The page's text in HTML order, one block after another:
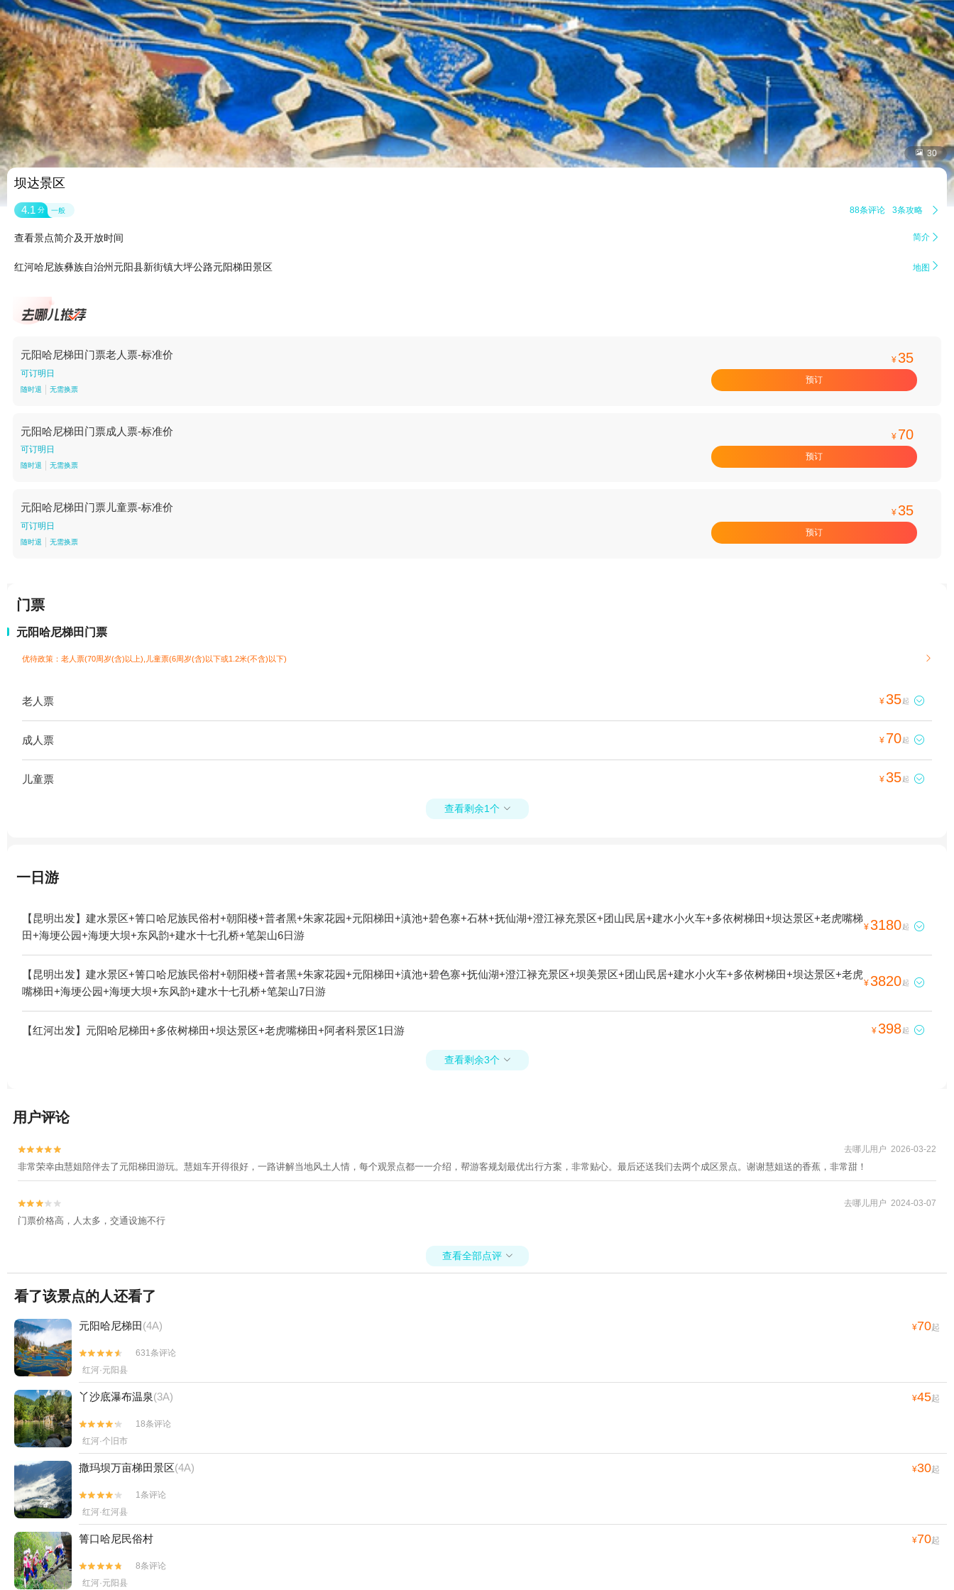
 30
坝达景区
4.1 分 一般 88条评论 3条攻略 
查看景点简介及开放时间 简介 
红河哈尼族彝族自治州元阳县新街镇大坪公路元阳梯田景区 地图 
元阳哈尼梯田门票老人票-标准价
可订明日
随时退 无需换票
¥35
预订
元阳哈尼梯田门票成人票-标准价
可订明日
随时退 无需换票
¥ 70
预订
元阳哈尼梯田门票儿童票-标准价
可订明日
随时退 无需换票
¥35
预订
门票
元阳哈尼梯田门票
优待政策：老人票(70周岁(含)以上),儿童票(6周岁(含)以下或1.2米(不含)以下) 
老人票 ¥35起 
成人票 ¥ 70起 
儿童票 ¥35起 
查看剩余1个 
一日游
【昆明出发】建水景区+箐口哈尼族民俗村+朝阳楼+普者黑+朱家花园+元阳梯田+滇池+碧色寨+石林+抚仙湖+澄江禄充景区+团山民居+建水小火车+多依树梯田+坝达景区+老虎嘴梯
田+海埂公园+海埂大坝+东风韵+建水十七孔桥+笔架山6日游
¥3180起 
【昆明出发】建水景区+箐口哈尼族民俗村+朝阳楼+普者黑+朱家花园+元阳梯田+滇池+碧色寨+抚仙湖+澄江禄充景区+坝美景区+团山民居+建水小火车+多依树梯田+坝达景区+老虎
嘴梯田+海埂公园+海埂大坝+东风韵+建水十七孔桥+笔架山7日游
¥3820起 
【红河出发】元阳哈尼梯田+多依树梯田+坝达景区+老虎嘴梯田+阿者科景区1日游 ¥398起 
查看剩余3个 
用户评论

 去哪儿用户 2026-03-22
非常荣幸由慧姐陪伴去了元阳梯田游玩。慧姐车开得很好，一路讲解当地风土人情，每个观景点都一一介绍，帮游客规划最优出行方案，非常贴心。最后还送我们去两个成区景点。谢谢慧姐送的香蕉，非常甜！

 去哪儿用户 2024-03-07
门票价格高，人太多，交通设施不行
查看全部点评 
看了该景点的人还看了
元阳哈尼梯田(4A) ¥70起


631条评论
红河·元阳县
丫沙底瀑布温泉(3A) ¥45起


18条评论
红河·个旧市
撒玛坝万亩梯田景区(4A) ¥30起


1条评论
红河·红河县
箐口哈尼民俗村 ¥70起


8条评论
红河·元阳县